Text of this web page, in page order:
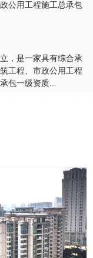
公用工程施工总承包
，是一家具有综合承
工程、市政公用工程
包一级资质...